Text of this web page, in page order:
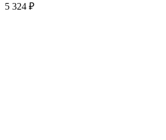
5 324 ₽